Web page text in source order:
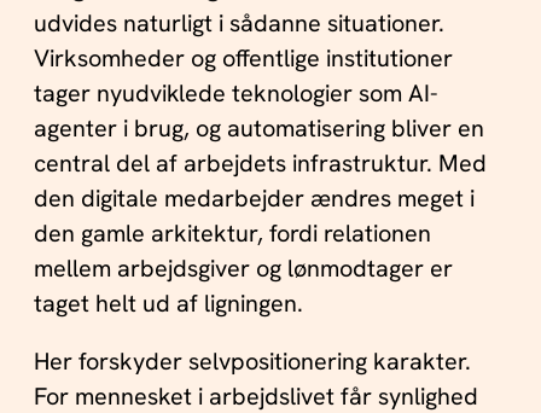
udvides naturligt i sådanne situationer.
Virksomheder og offentlige institutioner
tager nyudviklede teknologier som AI-
agenter i brug, og automatisering bliver en
central del af arbejdets infrastruktur. Med
den digitale medarbejder ændres meget i
den gamle arkitektur, fordi relationen
mellem arbejdsgiver og lønmodtager er
taget helt ud af ligningen.
Her forskyder selvpositionering karakter.
For mennesket i arbejdslivet får synlighed